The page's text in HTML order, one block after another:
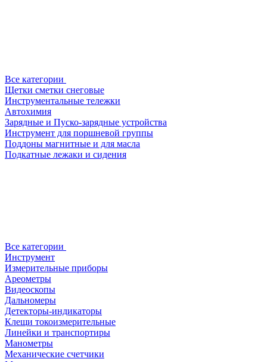
Все категории
Щетки сметки снеговые
Инструментальные тележки
Автохимия
Зарядные и Пуско-зарядные устройства
Инструмент для поршневой группы
Поддоны магнитные и для масла
Подкатные лежаки и сидения
Все категории
Инструмент
Измерительные приборы
Ареометры
Видеоскопы
Дальномеры
Детекторы-индикаторы
Клещи токоизмерительные
Линейки и транспортиры
Манометры
Механические счетчики